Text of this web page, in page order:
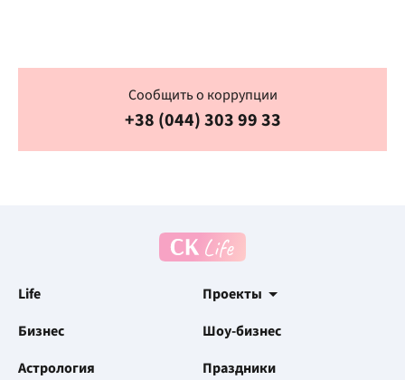
Сообщить о коррупции
+38 (044) 303 99 33
Life
Проекты
Бизнес
Шоу-бизнес
Астрология
Праздники